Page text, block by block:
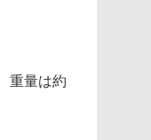
重量は約